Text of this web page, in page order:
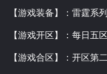
【游戏装备】：雷霆
【游戏开区】：每日五
【游戏合区】：开区